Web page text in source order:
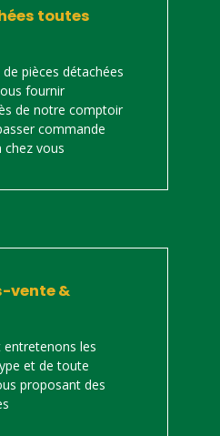
toutes
pièces détachées
fournir
de notre comptoir
commande
chez vous
vente &
les
et de toute
proposant des